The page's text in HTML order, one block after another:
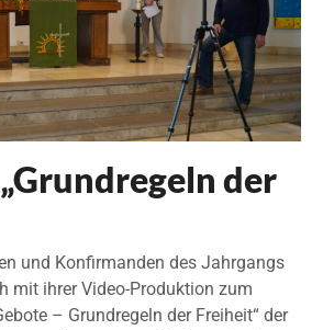
der
und Konfirmanden des Jahrgangs
mit ihrer Video-Produktion zum
– Grundregeln der Freiheit“ der